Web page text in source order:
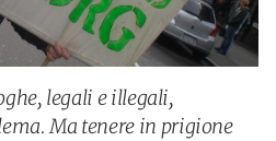
legali e illegali,
Ma tenere in prigione